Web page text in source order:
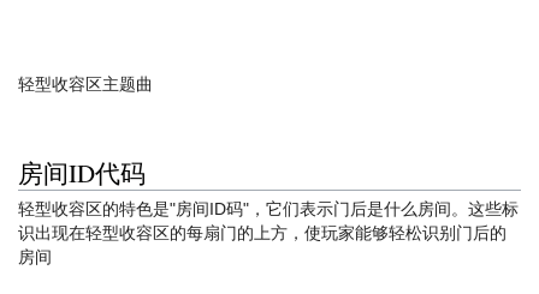
轻型收容区主题曲
房间ID代码
轻型收容区的特色是"房间ID码"，它们表示门后是什么房间。这些标
识出现在轻型收容区的每扇门的上方，使玩家能够轻松识别门后的
房间